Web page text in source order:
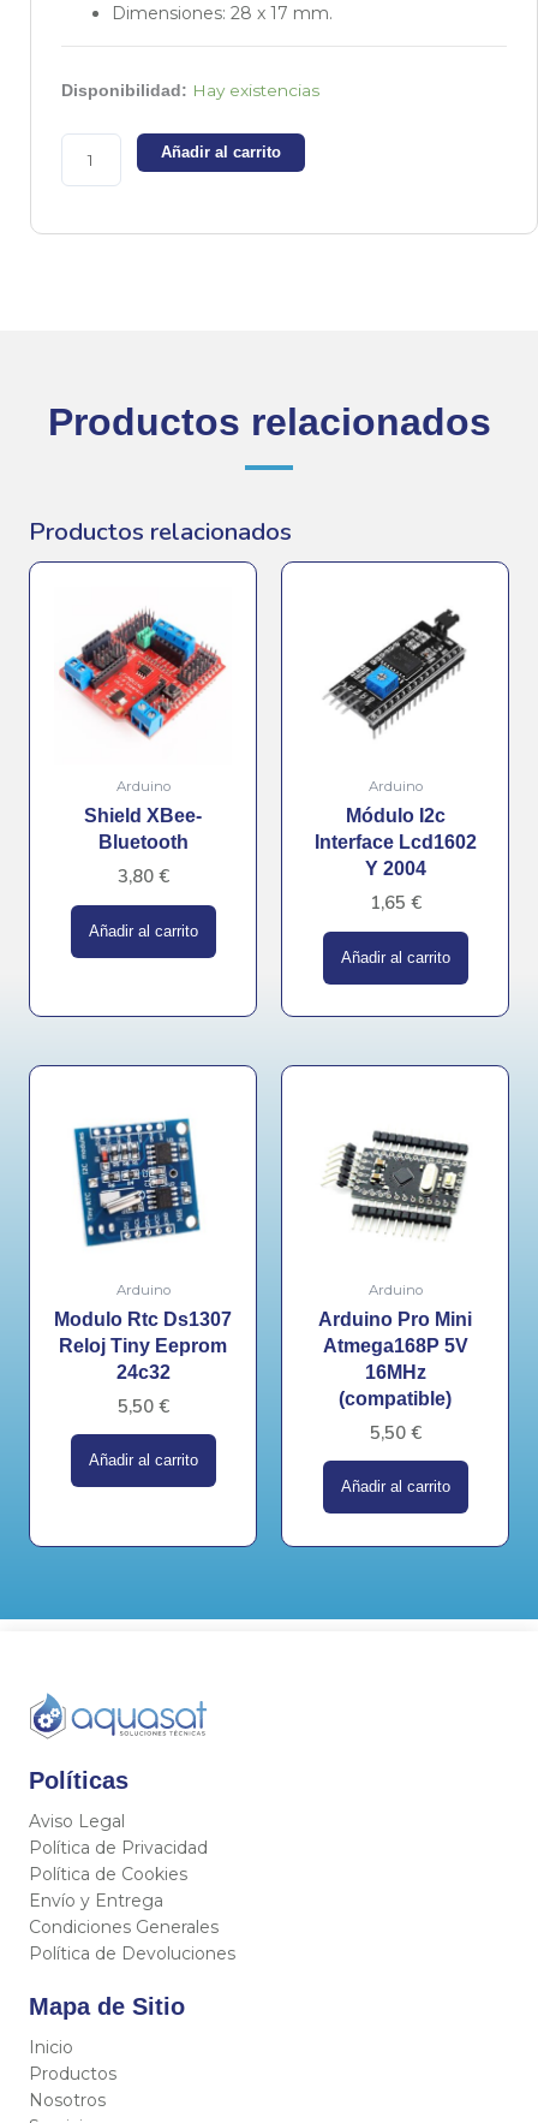
Dimensiones: 28 x 17 mm.
Disponibilidad: Hay existencias
Acelerómetro
3
ejes
Añadir al carrito
Productos relacionados
Productos relacionados
Arduino
Shield XBee-
Bluetooth
3,80 €
Añadir al carrito
Arduino
Módulo I2c
Interface Lcd1602
Y 2004
1,65 €
Añadir al carrito
Arduino
Modulo Rtc Ds1307
Reloj Tiny Eeprom
24c32
5,50 €
Añadir al carrito
Arduino
Arduino Pro Mini
Atmega168P 5V
16MHz
(compatible)
5,50 €
Añadir al carrito
Políticas
Aviso Legal
Política de Privacidad
Política de Cookies
Envío y Entrega
Condiciones Generales
Política de Devoluciones
Mapa de Sitio
Inicio
Productos
Nosotros